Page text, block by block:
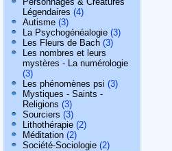
Légendaires (4)
Autisme (3)
La Psychogénéalogie (3)
Les Fleurs de Bach (3)
Les nombres et leurs
mystères - La numérologie
(3)
Les phénomènes psi (3)
Mystiques - Saints -
Religions (3)
Sourciers (3)
Lithothérapie (2)
Méditation (2)
Société-Sociologie (2)